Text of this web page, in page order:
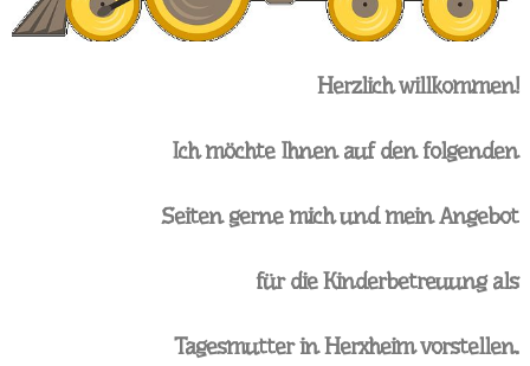
Herzlich willkommen!
Ich möchte Ihnen auf den folgenden
Seiten gerne mich und mein Angebot
für die Kinderbetreuung als
Tagesmutter in Herxheim vorstellen.